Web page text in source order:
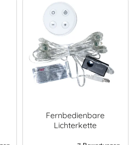
Fernbedienbare
Lichterkette